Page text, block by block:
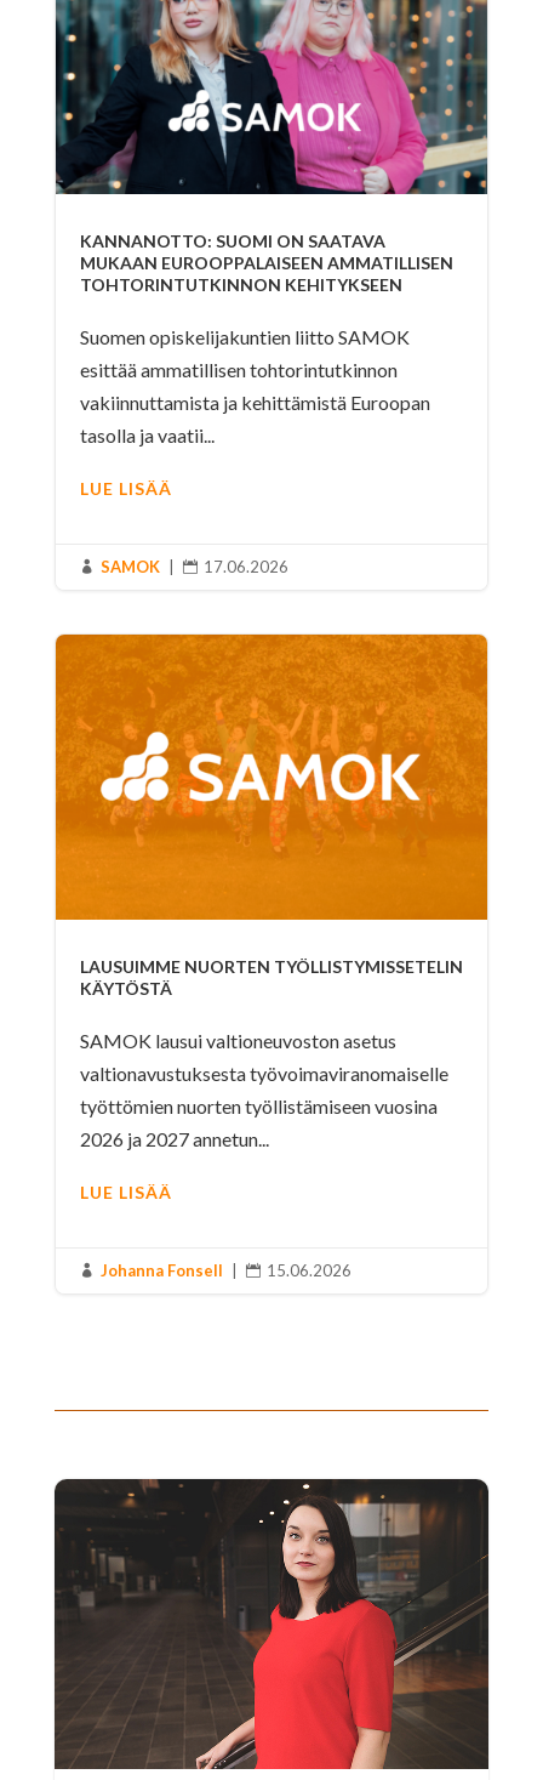
KANNANOTTO: SUOMI ON SAATAVA
MUKAAN EUROOPPALAISEEN AMMATILLISEN
TOHTORINTUTKINNON KEHITYKSEEN
Suomen opiskelijakuntien liitto SAMOK
esittää ammatillisen tohtorintutkinnon
vakiinnuttamista ja kehittämistä Euroopan
tasolla ja vaatii...
LUE LISÄÄ
 SAMOK  17.06.2026
LAUSUIMME NUORTEN TYÖLLISTYMISSETELIN
KÄYTÖSTÄ
SAMOK lausui valtioneuvoston asetus
valtionavustuksesta työvoimaviranomaiselle
työttömien nuorten työllistämiseen vuosina
2026 ja 2027 annetun...
LUE LISÄÄ
 Johanna Fonsell  15.06.2026